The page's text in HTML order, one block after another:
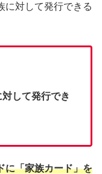
に対して発行できる
して発行でき
に「家族カード」を